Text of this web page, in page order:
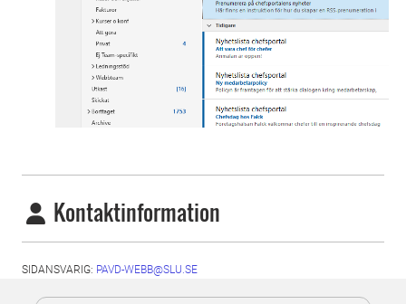
Kontaktinformation
SIDANSVARIG: PAVD-WEBB@SLU.SE